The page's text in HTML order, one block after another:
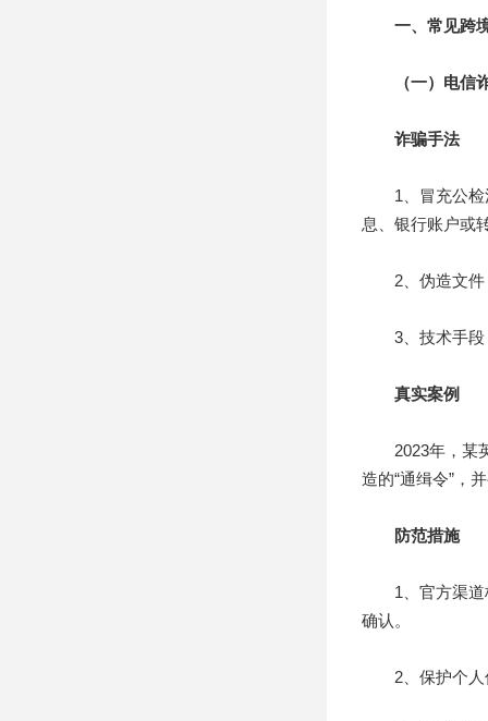
一、常见跨
（一）电信诈
诈骗手法
1、冒充公检法/
息、银行账户或
2、伪造文件：
3、技术手段：
真实案例
2023年，某英
造的“通缉令”，
防范措施
1、官方渠道核
确认。
2、保护个人信